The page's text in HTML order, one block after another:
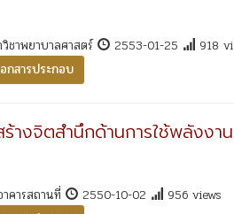
ชาพยาบาลศาสตร์ 2553-01-25
918
กสารประกอบ
ร้างจิตสำนึกด้านการใช้พลังงา
คารสถานที่ 2550-10-02
956 views